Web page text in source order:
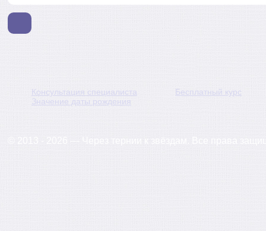
Консультация специалиста
Бесплатный курс
Значение даты рождения
© 2013 - 2026 — Через тернии к звёздам. Все права